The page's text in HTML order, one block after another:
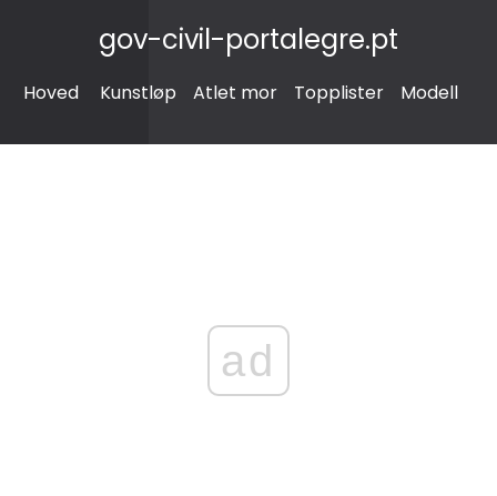
gov-civil-portalegre.pt
Hoved Kunstløp Atlet mor Topplister Modell
ad